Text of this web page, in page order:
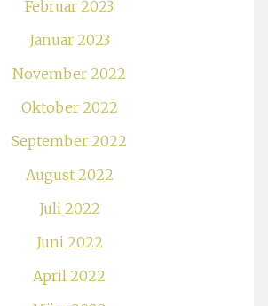
Februar 2023
Januar 2023
November 2022
Oktober 2022
September 2022
August 2022
Juli 2022
Juni 2022
April 2022